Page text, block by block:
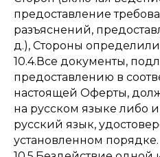
предоставление
разъяснений,
д.), Стороны
10.4.Все документы,
предоставлению в
настоящей Оферты,
на русском языке либо
русский язык,
установленном порядке.